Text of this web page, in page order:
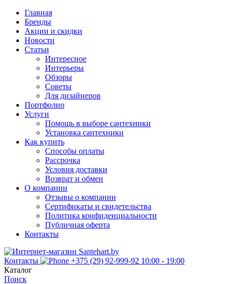
Главная
Бренды
Акции и скидки
Новости
Статьи
Интересное
Интерьеры
Обзоры
Советы
Для дизайнеров
Портфолио
Услуги
Помощь в выборе сантехники
Установка сантехники
Как купить
Способы оплаты
Рассрочка
Условия доставки
Возврат и обмен
О компании
Отзывы о компании
Сертификаты и свидетельства
Политика конфиденциальности
Публичная оферта
Контакты
Контакты +375 (29) 92-999-92 10:00 - 19:00
Каталог
Поиск